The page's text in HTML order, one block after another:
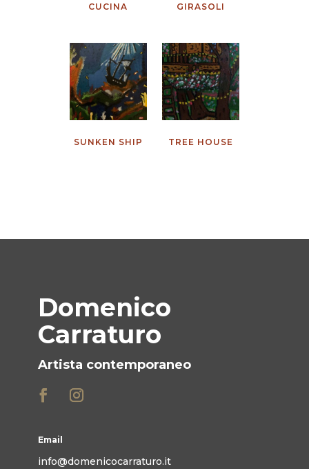
CUCINA GIRASOLI
SUNKEN SHIP TREE HOUSE
Domenico
Carraturo
Artista contemporaneo
Email
info@domenicocarraturo.it